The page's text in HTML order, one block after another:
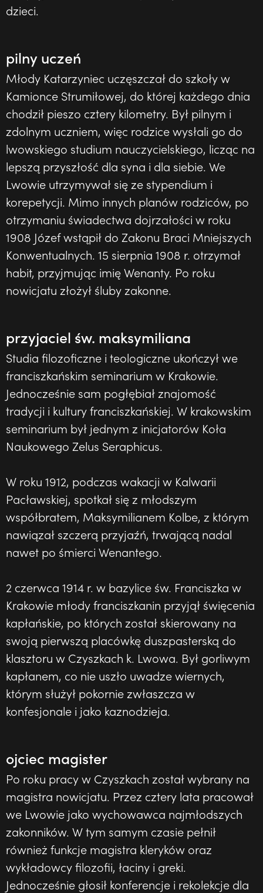
dzieci.
pilny uczeń
Młody Katarzyniec uczęszczał do szkoły w
Kamionce Strumiłowej, do której każdego dnia
chodził pieszo cztery kilometry. Był pilnym i
zdolnym uczniem, więc rodzice wysłali go do
lwowskiego studium nauczycielskiego, licząc na
lepszą przyszłość dla syna i dla siebie. We
Lwowie utrzymywał się ze stypendium i
korepetycji. Mimo innych planów rodziców, po
otrzymaniu świadectwa dojrzałości w roku
1908 Józef wstąpił do Zakonu Braci Mniejszych
Konwentualnych. 15 sierpnia 1908 r. otrzymał
habit, przyjmując imię Wenanty. Po roku
nowicjatu złożył śluby zakonne.
przyjaciel św. maksymiliana
Studia filozoficzne i teologiczne ukończył we
franciszkańskim seminarium w Krakowie.
Jednocześnie sam pogłębiał znajomość
tradycji i kultury franciszkańskiej. W krakowskim
seminarium był jednym z inicjatorów Koła
Naukowego Zelus Seraphicus.
W roku 1912, podczas wakacji w Kalwarii
Pacławskiej, spotkał się z młodszym
współbratem, Maksymilianem Kolbe, z którym
nawiązał szczerą przyjaźń, trwającą nadal
nawet po śmierci Wenantego.
2 czerwca 1914 r. w bazylice św. Franciszka w
Krakowie młody franciszkanin przyjął święcenia
kapłańskie, po których został skierowany na
swoją pierwszą placówkę duszpasterską do
klasztoru w Czyszkach k. Lwowa. Był gorliwym
kapłanem, co nie uszło uwadze wiernych,
którym służył pokornie zwłaszcza w
konfesjonale i jako kaznodzieja.
ojciec magister
Po roku pracy w Czyszkach został wybrany na
magistra nowicjatu. Przez cztery lata pracował
we Lwowie jako wychowawca najmłodszych
zakonników. W tym samym czasie pełnił
również funkcje magistra kleryków oraz
wykładowcy filozofii, łaciny i greki.
Jednocześnie głosił konferencje i rekolekcje dla